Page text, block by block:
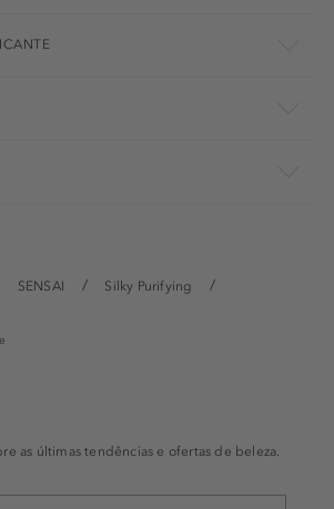
SENSAI
Silky Purifying
as últimas tendências e ofertas de beleza.